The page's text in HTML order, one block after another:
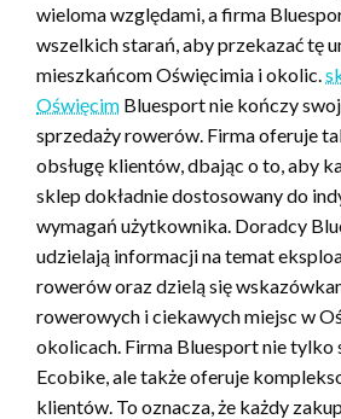
wieloma względami, a firma
wszelkich starań, aby przekazać tę
mieszkańcom Oświęcimia i okolic.
Oświęcim Bluesport nie kończy
sprzedaży rowerów. Firma oferuje
obsługę klientów, dbając o to, aby
sklep dokładnie dostosowany do
wymagań użytkownika. Doradcy
udzielają informacji na temat
rowerów oraz dzielą się
rowerowych i ciekawych miejsc w
okolicach. Firma Bluesport nie tylko
Ecobike, ale także oferuje
klientów. To oznacza, że każdy